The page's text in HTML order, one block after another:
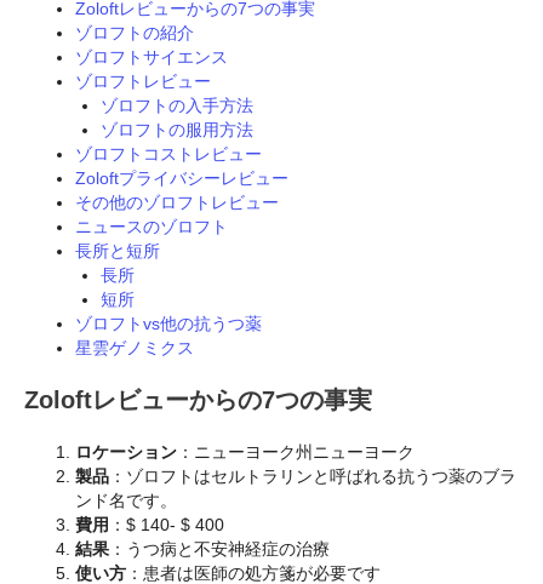
Zoloftレビューからの7つの事実
ゾロフトの紹介
ゾロフトサイエンス
ゾロフトレビュー
ゾロフトの入手方法
ゾロフトの服用方法
ゾロフトコストレビュー
Zoloftプライバシーレビュー
その他のゾロフトレビュー
ニュースのゾロフト
長所と短所
長所
短所
ゾロフトvs他の抗うつ薬
星雲ゲノミクス
Zoloftレビューからの7つの事実
ロケーション ：ニューヨーク州ニューヨーク
製品 ：ゾロフトはセルトラリンと呼ばれる抗うつ薬のブラ
ンド名です。
費用 ：$ 140- $ 400
結果 ：うつ病と不安神経症の治療
使い方 ：患者は医師の処方箋が必要です